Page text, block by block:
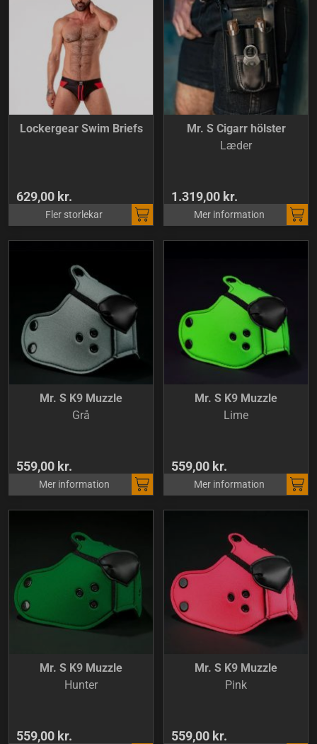
Lockergear Swim Briefs
629,00 kr.
Fler storlekar
Mr. S Cigarr hölster
Læder
1.319,00 kr.
Mer information
Mr. S K9 Muzzle
Grå
559,00 kr.
Mer information
Mr. S K9 Muzzle
Lime
559,00 kr.
Mer information
Mr. S K9 Muzzle
Hunter
559,00 kr.
Mr. S K9 Muzzle
Pink
559,00 kr.